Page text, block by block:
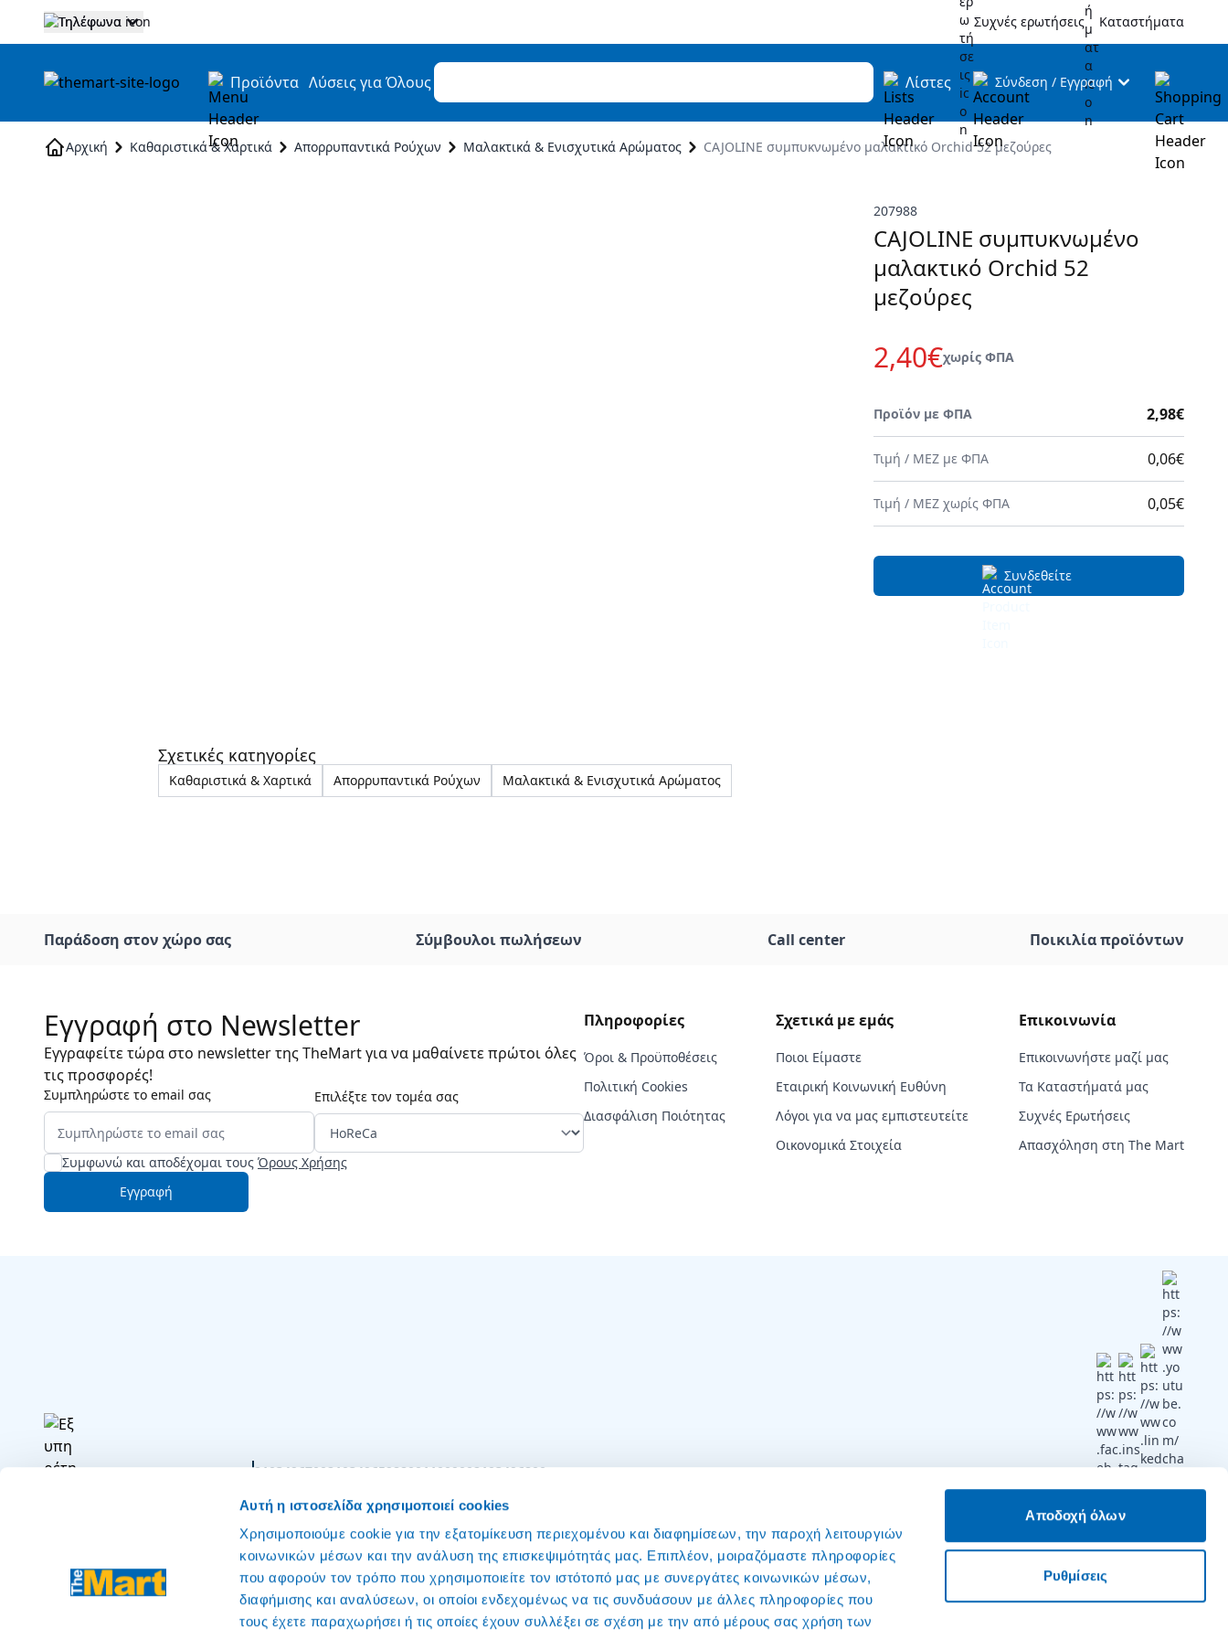
Αυτή η ιστοσελίδα χρησιμοποιεί cookies
Χρησιμοποιούμε cookie για την εξατομίκευση περιεχομένου και διαφημίσεων, την παροχή λειτουργιών
κοινωνικών μέσων και την ανάλυση της επισκεψιμότητάς μας. Επιπλέον, μοιραζόμαστε πληροφορίες
που αφορούν τον τρόπο που χρησιμοποιείτε τον ιστότοπό μας με συνεργάτες κοινωνικών μέσων,
διαφήμισης και αναλύσεων, οι οποίοι ενδεχομένως να τις συνδυάσουν με άλλες πληροφορίες που
τους έχετε παραχωρήσει ή τις οποίες έχουν συλλέξει σε σχέση με την από μέρους σας χρήση των
Αποδοχή όλων
Ρυθμίσεις
Τηλέφωνα Συχνές ερωτήσεις Καταστήματα
Προϊόντα Λύσεις για Όλους Λίστες Σύνδεση / Εγγραφή
Αρχική Καθαριστικά & Χαρτικά Απορρυπαντικά Ρούχων Μαλακτικά & Ενισχυτικά Αρώματος CAJOLINE συμπυκνωμένο μαλακτικό Orchid 52 μεζούρες
207988
CAJOLINE συμπυκνωμένο
μαλακτικό Orchid 52
μεζούρες
2,40€χωρίς ΦΠΑ
Τιμή / MEZ χωρίς ΦΠΑ 0,05€
Τιμή / MEZ με ΦΠΑ 0,06€
Προϊόν με ΦΠΑ 2,98€
Συνδεθείτε
Σχετικές κατηγορίες
Καθαριστικά & Χαρτικά Απορρυπαντικά Ρούχων Μαλακτικά & Ενισχυτικά Αρώματος
Παράδοση στον χώρο σας Σύμβουλοι πωλήσεων Call center Ποικιλία προϊόντων
Εγγραφή στο Newsletter
Εγγραφείτε τώρα στο newsletter της TheMart για να μαθαίνετε πρώτοι όλες
τις προσφορές!
Συμπληρώστε το email σας Επιλέξτε τον τομέα σας
Συμφωνώ και αποδέχομαι τους Όρους Χρήσης
Εγγραφή
Πληροφορίες
Όροι & Προϋποθέσεις
Πολιτική Cookies
Διασφάλιση Ποιότητας
Σχετικά με εμάς
Ποιοι Είμαστε
Εταιρική Κοινωνική Ευθύνη
Λόγοι για να μας εμπιστευτείτε
Οικονομικά Στοιχεία
Επικοινωνία
Επικοινωνήστε μαζί μας
Τα Καταστήματά μας
Συχνές Ερωτήσεις
Απασχόληση στη The Mart
2103496700210349659880011009002103496800